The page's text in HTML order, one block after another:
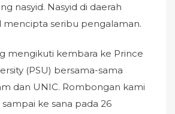
nasyid. Nasyid di daerah
mencipta seribu pengalaman.
mengikuti kembara ke Prince
(PSU) bersama-sama
dan UNIC. Rombongan kami
ke sana pada 26